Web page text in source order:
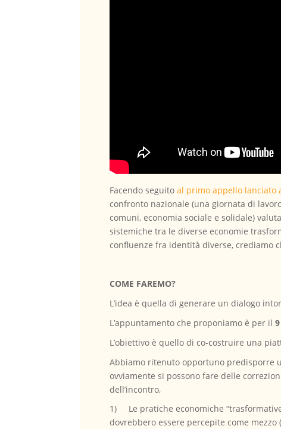
Facendo seguitoal primo appello lanciato
confronto nazionale (una giornata di
comuni, economia sociale e solidale)
sistemiche tra le diverse economie
confluenze fra identità diverse, crediamo
COME FAREMO?
L’idea è quella di generare un dialogo
L’appuntamento che proponiamo è per il
L’obiettivo è quello di co-costruire una
Abbiamo ritenuto opportuno predisporre
ovviamente si possono fare delle
dell’incontro,
1) Le pratiche economiche
dovrebbero essere percepite come